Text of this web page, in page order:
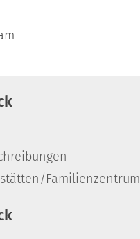
Familienzentrum